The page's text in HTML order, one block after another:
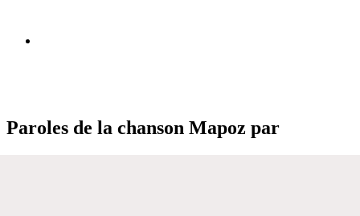
Paroles de la chanson Mapoz par